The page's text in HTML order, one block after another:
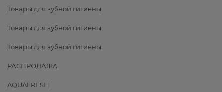
Товары для зубной гигиены
Товары для зубной гигиены
Товары для зубной гигиены
РАСПРОДАЖА
AQUAFRESH